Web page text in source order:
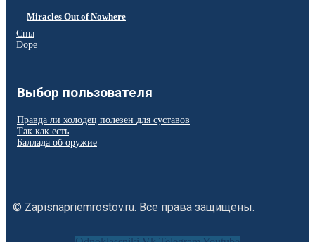
Miracles Out of Nowhere
Сны
Dope
Выбор пользователя
Правда ли холодец полезен для суставов
Так как есть
Баллада об оружие
© Zapisnapriemrostov.ru. Все права защищены.